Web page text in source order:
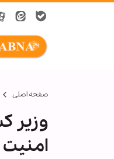
صفحه اصلی
وزیر